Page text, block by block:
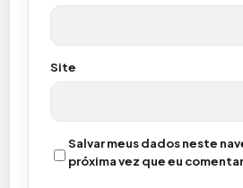
Site
Salvar meus dados neste
próxima vez que eu